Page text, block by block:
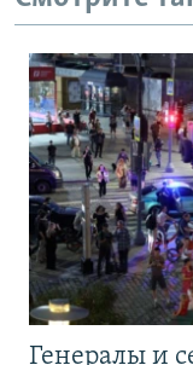
Генералы и